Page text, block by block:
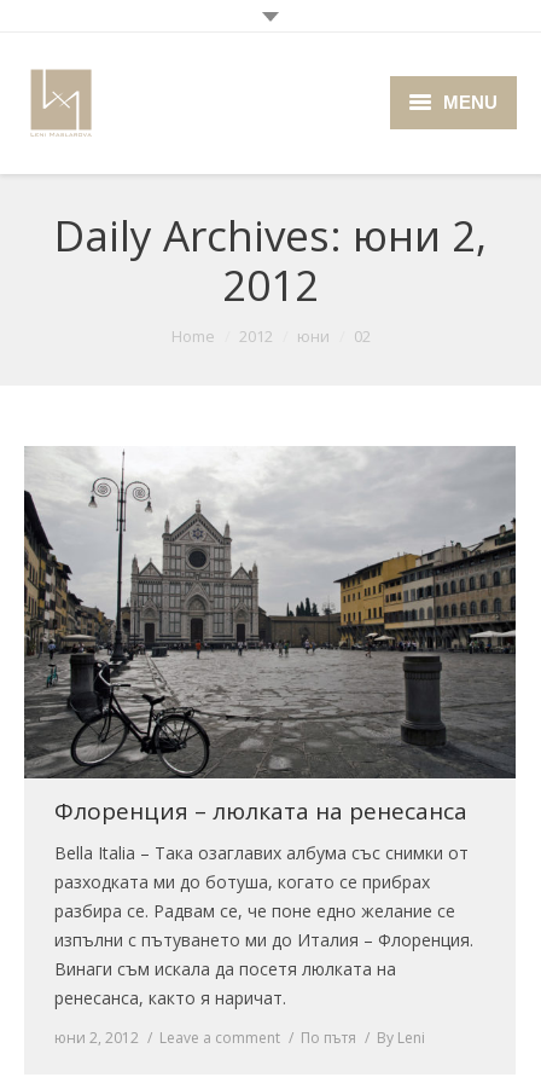
MENU
Home
About me
Portfolio
Blog
Retro Camera Museum
Daily Archives: юни 2,
2012
Home 2012 юни 02
Флоренция – люлката на ренесанса
Bella Italia – Така озаглавих албума със снимки от
разходката ми до ботуша, когато се прибрах
разбира се. Радвам се, че поне едно желание се
изпълни с пътуването ми до Италия – Флоренция.
Винаги съм искала да посетя люлката на
ренесанса, както я наричат.
юни 2, 2012 Leave a comment По пътя By Leni